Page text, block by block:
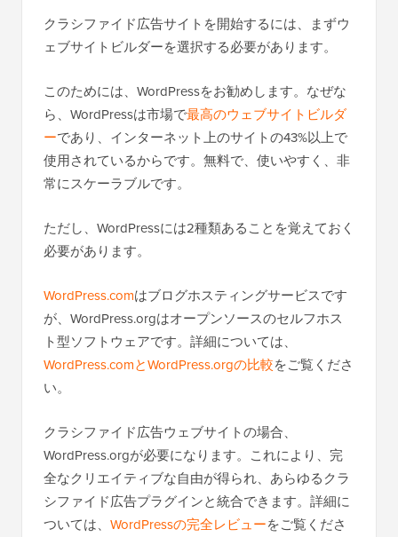
クラシファイド広告サイトを開始するには、まずウ
ェブサイトビルダーを選択する必要があります。
このためには、WordPressをお勧めします。なぜな
ら、WordPressは市場で最高のウェブサイトビルダ
ーであり、インターネット上のサイトの43%以上で
使用されているからです。無料で、使いやすく、非
常にスケーラブルです。
ただし、WordPressには2種類あることを覚えておく
必要があります。
WordPress.comはブログホスティングサービスです
が、WordPress.orgはオープンソースのセルフホス
ト型ソフトウェアです。詳細については、
WordPress.comとWordPress.orgの比較をご覧くださ
い。
クラシファイド広告ウェブサイトの場合、
WordPress.orgが必要になります。これにより、完
全なクリエイティブな自由が得られ、あらゆるクラ
シファイド広告プラグインと統合できます。詳細に
ついては、 WordPressの完全レビューをご覧くださ